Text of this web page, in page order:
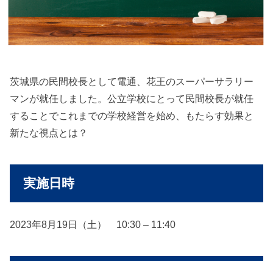
茨城県の民間校長として電通、花王のスーパーサラリー
マンが就任しました。公立学校にとって民間校長が就任
することでこれまでの学校経営を始め、もたらす効果と
新たな視点とは？
実施日時
2023年8月19日（土） 10:30 – 11:40